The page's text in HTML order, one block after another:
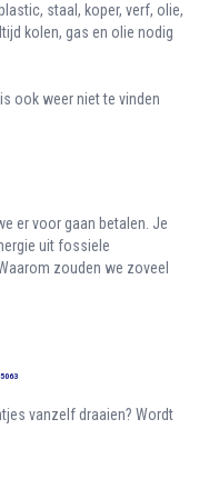
staal, koper, verf, olie,
kolen, gas en olie nodig
ook weer niet te vinden
er voor gaan betalen. Je
uit fossiele
zouden we zoveel
vanzelf draaien? Wordt